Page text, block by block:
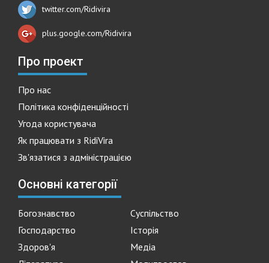
twitter.com/Ridivira
plus.google.com/Ridivira
Про проект
Про нас
Політика конфіденційності
Угода користувача
Як працювати з RidiVira
Зв'язатися з адміністрацією
Основні категорії
Богознавство
Суспільство
Господарство
Історія
Здоров'я
Медіа